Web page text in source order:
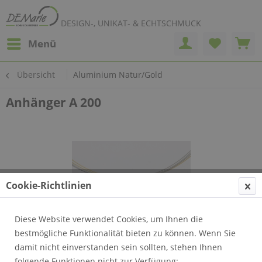
DESIGN-, UNIKAT- & ECHTSCHMUCK
Menü
Übersicht Aluminium Natur/Gold
Anhänger A 200
Cookie-Richtlinien
Diese Website verwendet Cookies, um Ihnen die
bestmögliche Funktionalität bieten zu können. Wenn Sie
damit nicht einverstanden sein sollten, stehen Ihnen